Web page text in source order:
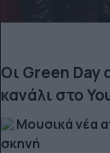
Οι Green Day
κανάλι στο
Μουσικά νέα
σκηνή